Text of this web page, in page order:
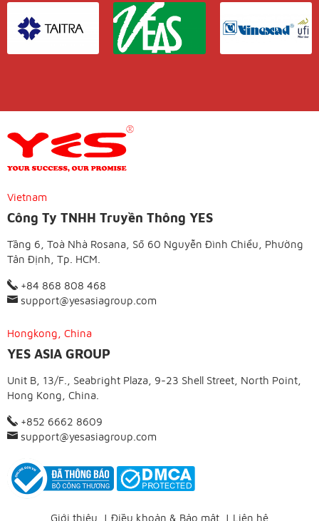
Vietnam
Công Ty TNHH Truyền Thông YES
Tầng 6, Toà Nhà Rosana, Số 60 Nguyễn Đình Chiểu, Phường
Tân Định, Tp. HCM.
+84 868 808 468
support@yesasiagroup.com
Hongkong, China
YES ASIA GROUP
Unit B, 13/F., Seabright Plaza, 9-23 Shell Street, North Point,
Hong Kong, China.
+852 6662 8609
support@yesasiagroup.com
Giới thiệu | Điều khoản & Bảo mật | Liên hệ